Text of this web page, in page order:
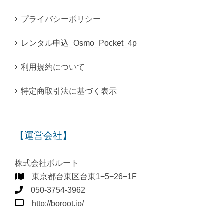
プライバシーポリシー
レンタル申込_Osmo_Pocket_4p
利用規約について
特定商取引法に基づく表示
【運営会社】
株式会社ボルート
東京都台東区台東1−5−26−1F
050-3754-3962
http://boroot.jp/